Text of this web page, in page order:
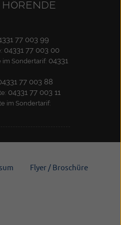
77 003 99
04331 77 003 00
Sondertarif: 04331
77 003 88
04331 77 003 11
im Sondertarif:
Flyer / Broschüre